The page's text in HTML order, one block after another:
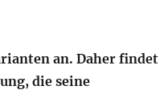
an. Daher findet
die seine